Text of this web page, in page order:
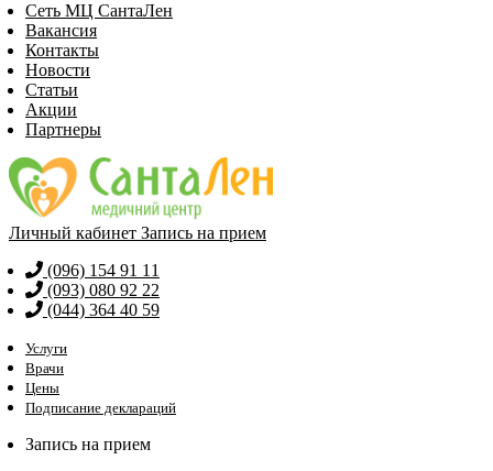
Сеть МЦ СантаЛен
Вакансия
Контакты
Новости
Статьи
Акции
Партнеры
Личный кабинет Запись на прием
(096) 154 91 11
(093) 080 92 22
(044) 364 40 59
Услуги
Врачи
Цены
Подписание деклараций
Запись на прием